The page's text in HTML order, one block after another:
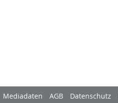
Mediadaten AGB Datenschutz